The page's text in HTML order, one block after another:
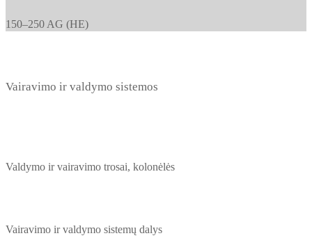
150–250 AG (HE)
Vairavimo ir valdymo sistemos
Valdymo ir vairavimo trosai, kolonėlės
Vairavimo ir valdymo sistemų dalys